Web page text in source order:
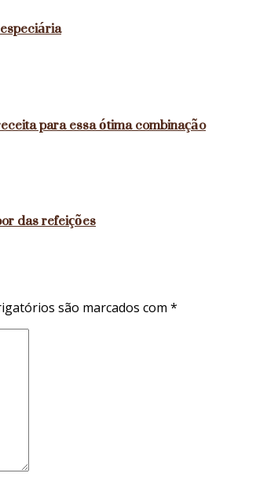
para essa ótima combinação
das refeições
são marcados com *